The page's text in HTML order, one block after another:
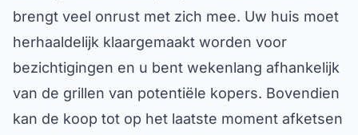
brengt veel onrust met zich mee. Uw huis moet
herhaaldelijk klaargemaakt worden voor
bezichtigingen en u bent wekenlang afhankelijk
van de grillen van potentiële kopers. Bovendien
kan de koop tot op het laatste moment afketsen